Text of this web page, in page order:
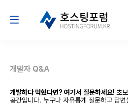
개발자 Q&A
개발하다 막혔다면? 여기서 질문하세요! 초
공간입니다. 누구나 자유롭게 질문하고 답변